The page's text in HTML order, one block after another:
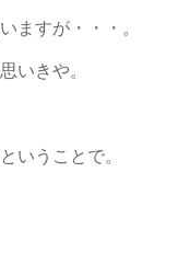
ますが・・・。
いきや。
いうことで。